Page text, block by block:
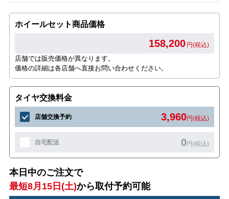
ホイールセット商品価格
158,200 円(税込)
店舗では販売価格が異なります。
価格の詳細は各店舗へ直接お問い合わせください。
タイヤ交換料金
店舗交換予約 3,960円(税込)
自宅配送 0円(税込)
本日中のご注文で
最短8月15日(土)から取付予約可能